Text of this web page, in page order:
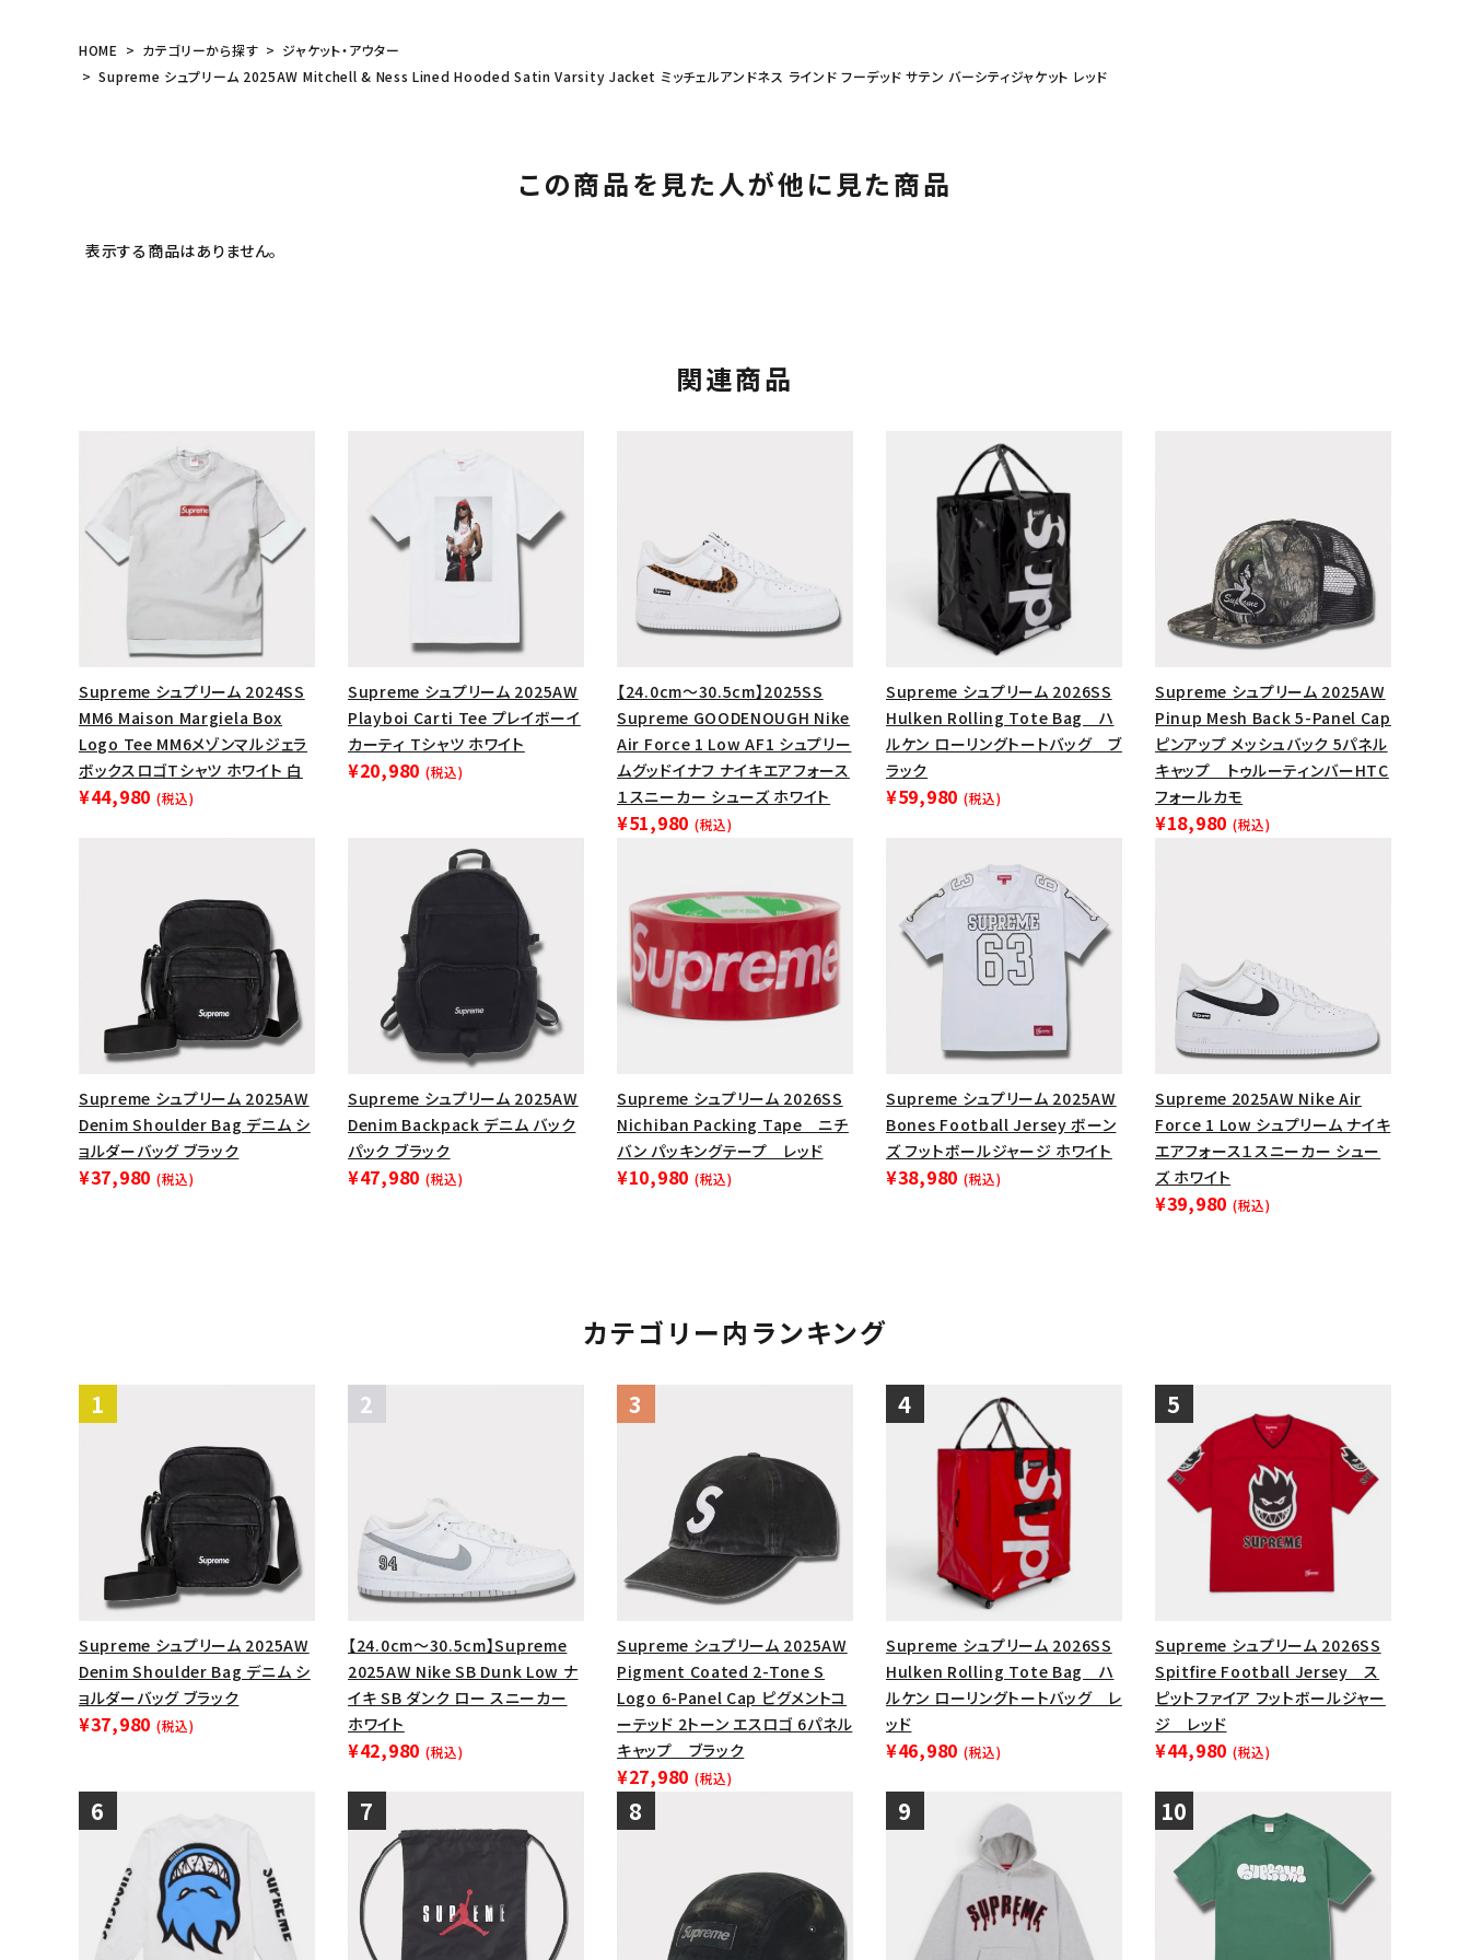
シーズンから探す
2025SS
Tシャツ・ロングスリーブ
キャップ・ハット
ショルダー・ウエストバッグ
ブラックスウェット
絞り込んで検索する
HOME カテゴリーから探す
ジャケット・アウター
Supreme シュプリーム 2025AW Mitchell & Ness Lined Hooded Satin Varsity Jacket ミッチェルアンドネス ラインド フーデッド サテン バーシティジャケット レッド
この商品を見た人が他に見た商品
表示する商品はありません。
関連商品
Supreme シュプリーム 2024SS
MM6 Maison Margiela Box
Logo Tee MM6メゾンマルジェラ
ボックスロゴTシャツ ホワイト 白
¥44,980 (税込)
Supreme シュプリーム 2025AW
Playboi Carti Tee プレイボーイ
カーティ Tシャツ ホワイト
¥20,980 (税込)
【24.0cm～30.5cm】2025SS
Supreme GOODENOUGH Nike
Air Force 1 Low AF1 シュプリー
ムグッドイナフ ナイキエアフォース
１スニーカー シューズ ホワイト
¥51,980 (税込)
Supreme シュプリーム 2026SS
Hulken Rolling Tote Bag ハ
ルケン ローリングトートバッグ ブ
ラック
¥59,980 (税込)
Supreme シュプリーム 2025AW
Pinup Mesh Back 5-Panel Cap
ピンアップ メッシュバック 5パネル
キャップ トゥルーティンバーHTC
フォールカモ
¥18,980 (税込)
Supreme シュプリーム 2025AW
Denim Shoulder Bag デニム シ
ョルダーバッグ ブラック
¥37,980 (税込)
Supreme シュプリーム 2025AW
Denim Backpack デニム バック
パック ブラック
¥47,980 (税込)
Supreme シュプリーム 2026SS
Nichiban Packing Tape ニチ
バン パッキングテープ レッド
¥10,980 (税込)
Supreme シュプリーム 2025AW
Bones Football Jersey ボーン
ズ フットボールジャージ ホワイト
¥38,980 (税込)
Supreme 2025AW Nike Air
Force 1 Low シュプリーム ナイキ
エアフォース１スニーカー シュー
ズ ホワイト
¥39,980 (税込)
カテゴリー内ランキング
Supreme シュプリーム 2025AW
Denim Shoulder Bag デニム シ
ョルダーバッグ ブラック
¥37,980 (税込)
【24.0cm～30.5cm】Supreme
2025AW Nike SB Dunk Low ナ
イキ SB ダンク ロー スニーカー
ホワイト
¥42,980 (税込)
Supreme シュプリーム 2025AW
Pigment Coated 2-Tone S
Logo 6-Panel Cap ピグメントコ
ーテッド 2トーン エスロゴ 6パネル
キャップ ブラック
¥27,980 (税込)
Supreme シュプリーム 2026SS
Hulken Rolling Tote Bag ハ
ルケン ローリングトートバッグ レ
ッド
¥46,980 (税込)
Supreme シュプリーム 2026SS
Spitfire Football Jersey ス
ピットファイア フットボールジャー
ジ レッド
¥44,980 (税込)